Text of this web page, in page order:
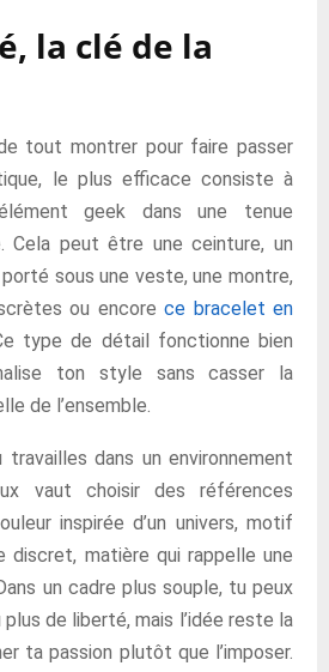
la clé de la
tout montrer pour faire passer
le plus efficace consiste à
geek dans une tenue
Cela peut être une ceinture, un
sous une veste, une montre,
ou encorece bracelet en
type de détail fonctionne bien
ton style sans casser la
de l’ensemble.
dans un environnement
vaut choisir des références
inspirée d’un univers, motif
discret, matière qui rappelle une
un cadre plus souple, tu peux
de liberté, mais l’idée reste la
ta passion plutôt que l’imposer.